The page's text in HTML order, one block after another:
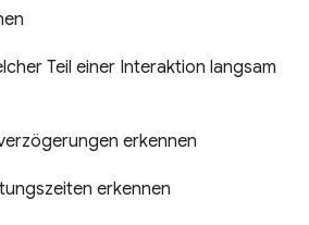
Teil einer Interaktion langsam
erkennen
erkennen